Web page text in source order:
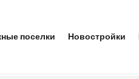
поселки Новостройки